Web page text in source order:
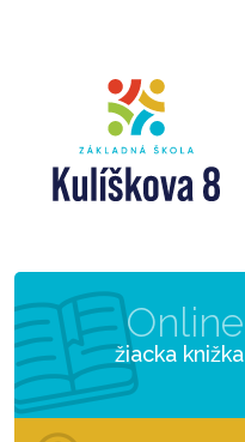
Online
žiacka knižka